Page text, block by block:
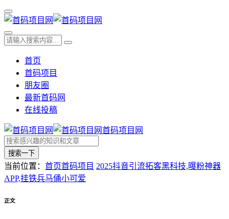
首页
首码项目
朋友圈
最新首码网
在线投稿
首码项目网
搜索一下
当前位置： 首页首码项目 2025抖音引流拓客黑科技,曝粉神器
APP,挂铁兵马俑小可爱
正文